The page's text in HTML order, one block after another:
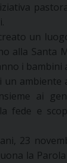
un
alla Santa
i
un
ai
fede e
23
la